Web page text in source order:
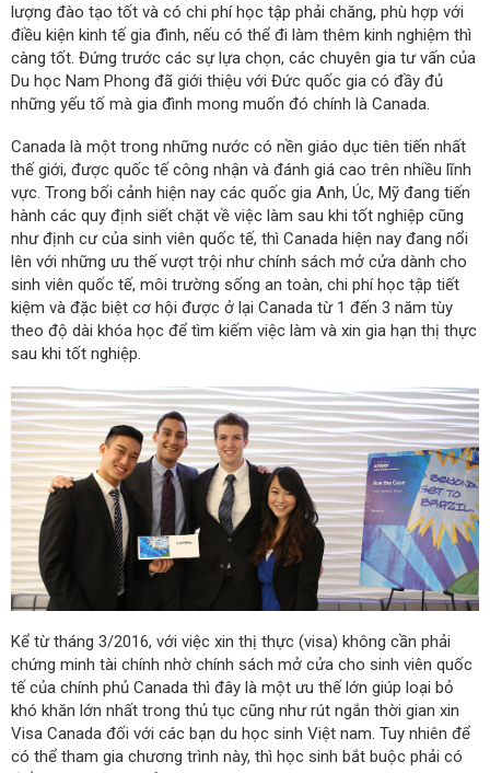
lượng đào tạo tốt và có chi phí học tập phải chăng, phù hợp với
điều kiện kinh tế gia đình, nếu có thể đi làm thêm kinh nghiệm thì
càng tốt. Đứng trước các sự lựa chọn, các chuyên gia tư vấn của
Du học Nam Phong đã giới thiệu với Đức quốc gia có đầy đủ
những yếu tố mà gia đình mong muốn đó chính là Canada.
Canada là một trong những nước có nền giáo dục tiên tiến nhất
thế giới, được quốc tế công nhận và đánh giá cao trên nhiều lĩnh
vực. Trong bối cảnh hiện nay các quốc gia Anh, Úc, Mỹ đang tiến
hành các quy định siết chặt về việc làm sau khi tốt nghiệp cũng
như định cư của sinh viên quốc tế, thì Canada hiện nay đang nổi
lên với những ưu thế vượt trội như chính sách mở cửa dành cho
sinh viên quốc tế, môi trường sống an toàn, chi phí học tập tiết
kiệm và đặc biệt cơ hội được ở lại Canada từ 1 đến 3 năm tùy
theo độ dài khóa học để tìm kiếm việc làm và xin gia hạn thị thực
sau khi tốt nghiệp.
Kể từ tháng 3/2016, với việc xin thị thực (visa) không cần phải
chứng minh tài chính nhờ chính sách mở cửa cho sinh viên quốc
tế của chính phủ Canada thì đây là một ưu thế lớn giúp loại bỏ
khó khăn lớn nhất trong thủ tục cũng như rút ngắn thời gian xin
Visa Canada đối với các bạn du học sinh Việt nam. Tuy nhiên để
có thể tham gia chương trình này, thì học sinh bắt buộc phải có